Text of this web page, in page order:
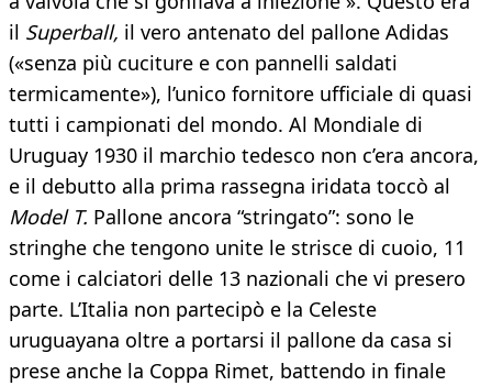
il Superball, il vero antenato del pallone Adidas
(«senza più cuciture e con pannelli saldati
termicamente»), l’unico fornitore ufficiale di quasi
tutti i campionati del mondo. Al Mondiale di
Uruguay 1930 il marchio tedesco non c’era ancora,
e il debutto alla prima rassegna iridata toccò al
Model T. Pallone ancora “stringato”: sono le
stringhe che tengono unite le strisce di cuoio, 11
come i calciatori delle 13 nazionali che vi presero
parte. L’Italia non partecipò e la Celeste
uruguayana oltre a portarsi il pallone da casa si
prese anche la Coppa Rimet, battendo in finale